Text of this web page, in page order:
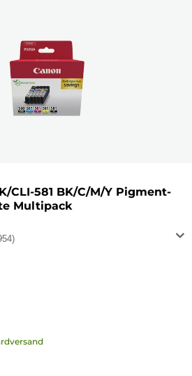
CLI-581 BK/C/M/Y Pigment-
Multipack